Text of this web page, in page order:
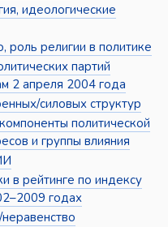
идеологические
роль религии в политике
партий
2 апреля 2004 года
силовых структур
политической
и группы влияния
рейтинге по индексу
годах